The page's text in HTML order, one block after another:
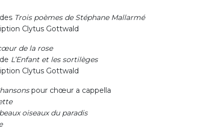
Trois poèmes de Stéphane Mallarmé
Clytus Gottwald
de la rose
L’Enfant et les sortilèges
Clytus Gottwald
pour chœur a cappella
oiseaux du paradis